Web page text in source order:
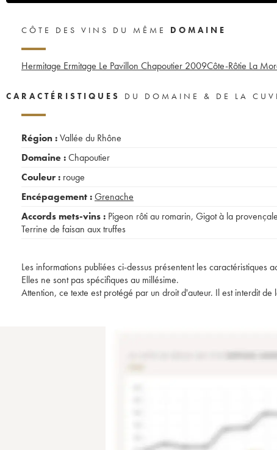
CÔTE DES VINS DU MÊME DOMAINE
Hermitage Ermitage Le Pavillon Chapoutier 2009Côte-Rôtie La
CARACTÉRISTIQUES DU DOMAINE & DE LA
Région :Vallée du Rhône
Domaine :Chapoutier
Couleur : rouge
Encépagement :Grenache
Accords mets-vins : Pigeon rôti au romarin, Gigot à la provençale
Terrine de faisan aux truffes
Les informations publiées ci-dessus présentent les caractéristiques
Elles ne sont pas spécifiques au millésime.
Attention, ce texte est protégé par un droit d'auteur. Il est interdit